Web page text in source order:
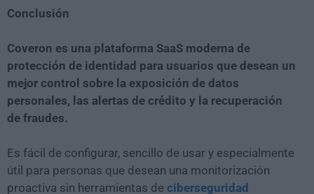
Conclusión
Coveron es una plataforma SaaS moderna de
protección de identidad para usuarios que desean un
mejor control sobre la exposición de datos
personales, las alertas de crédito y la recuperación
de fraudes.
Es fácil de configurar, sencillo de usar y especialmente
útil para personas que desean una monitorización
proactiva sin herramientas de ciberseguridad